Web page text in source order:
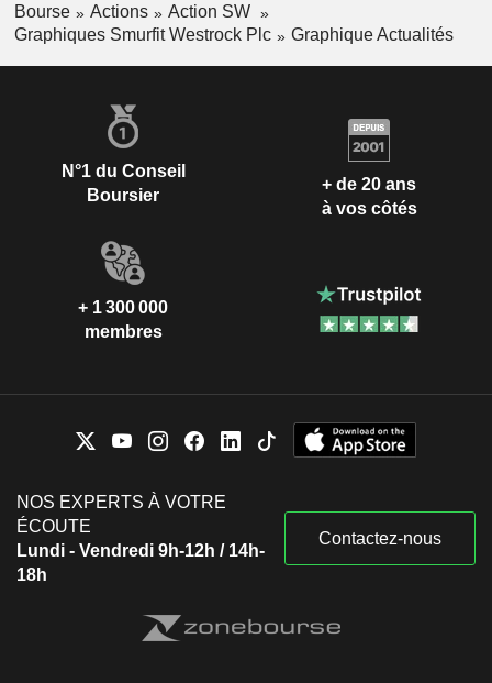
Bourse Actions
Action SW
Graphiques Smurfit Westrock Plc
Graphique Actualités
N°1 du Conseil
Boursier
+ de 20 ans
à vos côtés
+ 1 300 000
membres
NOS EXPERTS À VOTRE
ÉCOUTE
Lundi - Vendredi 9h-12h / 14h-
18h
Contactez-nous